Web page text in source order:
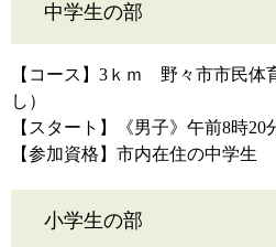
中学生の部
【コース】3ｋｍ 野々市市民体
し）
【スタート】《男子》午前8時
【参加資格】市内在住の中学生
小学生の部